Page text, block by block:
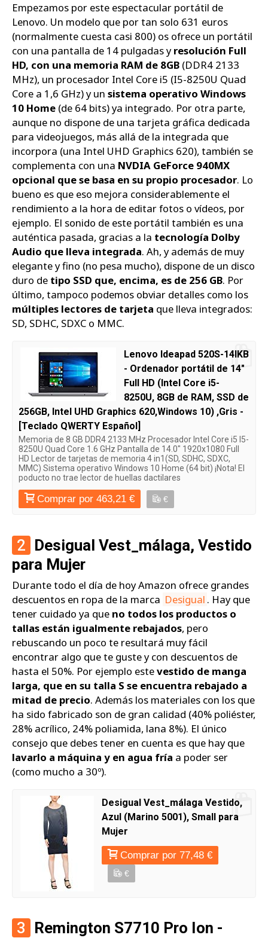
Empezamos por este espectacular portátil de
Lenovo. Un modelo que por tan solo 631 euros
(normalmente cuesta casi 800) os ofrece un portátil
con una pantalla de 14 pulgadas yresolución Full
HD, con una memoria RAM de 8GB (DDR4 2133
MHz), un procesador Intel Core i5 (I5-8250U Quad
Core a 1,6 GHz) y un sistema operativo Windows
10 Home (de 64 bits) ya integrado. Por otra parte,
aunque no dispone de una tarjeta gráfica dedicada
para videojuegos, más allá de la integrada que
incorpora (una Intel UHD Graphics 620), también se
complementa con una NVDIA GeForce 940MX
opcional que se basa en su propio procesador. Lo
bueno es que eso mejora considerablemente el
rendimiento a la hora de editar fotos o vídeos, por
ejemplo. El sonido de este portátil también es una
auténtica pasada, gracias a la tecnología Dolby
Audio que lleva integrada. Ah, y además de muy
elegante y fino (no pesa mucho), dispone de un disco
duro de tipo SSD que, encima, es de 256 GB. Por
último, tampoco podemos obviar detalles como los
múltiples lectores de tarjeta que lleva integrados:
SD, SDHC, SDXC o MMC.
Lenovo Ideapad 520S-14IKB
- Ordenador portátil de 14"
Full HD (Intel Core i5-
8250U, 8GB de RAM, SSD de
256GB, Intel UHD Graphics 620,Windows 10) ,Gris -
[Teclado QWERTY Español]
Memoria de 8 GB DDR4 2133 MHz Procesador Intel Core i5 I5-
8250U Quad Core 1.6 GHz Pantalla de 14.0" 1920x1080 Full
HD Lector de tarjetas de memoria 4 in1(SD, SDHC, SDXC,
MMC) Sistema operativo Windows 10 Home (64 bit) ¡Nota! El
poducto no trae lector de huellas dactilares
Comprar por 463,21 € €
2 Desigual Vest_málaga, Vestido
para Mujer
Durante todo el día de hoy Amazon ofrece grandes
descuentos en ropa de la marca Desigual . Hay que
tener cuidado ya que no todos los productos o
tallas están igualmente rebajados, pero
rebuscando un poco te resultará muy fácil
encontrar algo que te guste y con descuentos de
hasta el 50%. Por ejemplo estevestido de manga
larga, que en su talla S se encuentra rebajado a
mitad de precio. Además los materiales con los que
ha sido fabricado son de gran calidad (40% poliéster,
28% acrílico, 24% poliamida, lana 8%). El único
consejo que debes tener en cuenta es que hay que
lavarlo a máquina y en agua fría a poder ser
(como mucho a 30º).
Desigual Vest_málaga Vestido,
Azul (Marino 5001), Small para
Mujer
Comprar por 77,48 €
€
3 Remington S7710 Pro Ion -